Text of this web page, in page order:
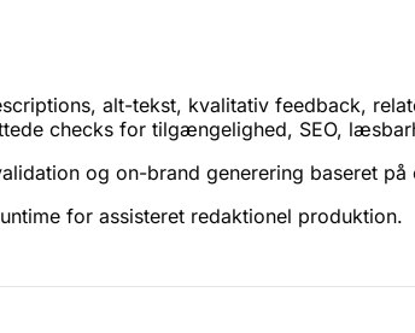
alt-tekst, kvalitativ feedback,
checks for tilgængelighed, SEO,
og on-brand generering baseret på
for assisteret redaktionel produktion.